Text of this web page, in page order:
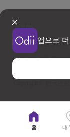
앱으로
이용약관 개인정보
우)26464 강원특별
사업자등록번호 202-
홈 내